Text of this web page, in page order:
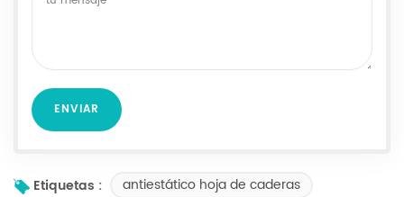
Etiquetas :
antiestático hoja de caderas